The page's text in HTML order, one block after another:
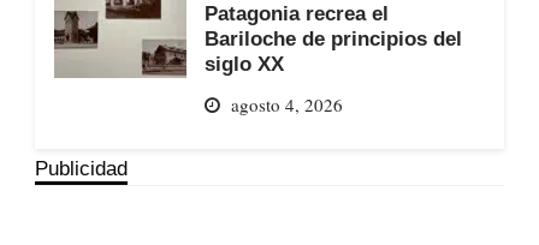
Patagonia recrea el
Bariloche de principios del
siglo XX
agosto 4, 2026
Publicidad